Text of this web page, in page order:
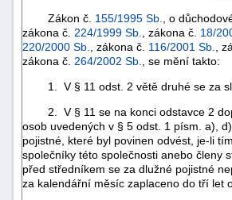
Zákon č. 155/1995 Sb.
, o
zákona č. 224/1999 Sb. , zákona č. 18/
220/2000 Sb.
, zákona č. 116/2001 Sb. ,
zákona č. 264/2002 Sb.
, se mění takto:
1. V § 11 odst. 2 větě druhé se za
2. V § 11 se na konci odstavce 2
osob uvedených v § 5 odst. 1 písm. a),
pojistné, které byl povinen odvést, je-li
společníky této společnosti anebo členy
před středníkem se za dlužné pojistné
za kalendářní měsíc zaplaceno do tří let